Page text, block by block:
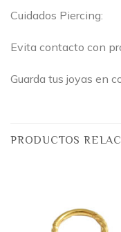
Cuidados Piercing:
Evita contacto con
Guarda tus joyas en
PRODUCTOS